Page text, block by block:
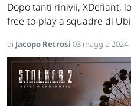
Dopo tanti rinivii, XDefiant,
free-to-play a squadre di
di Jacopo Retrosi 03 maggio 2024